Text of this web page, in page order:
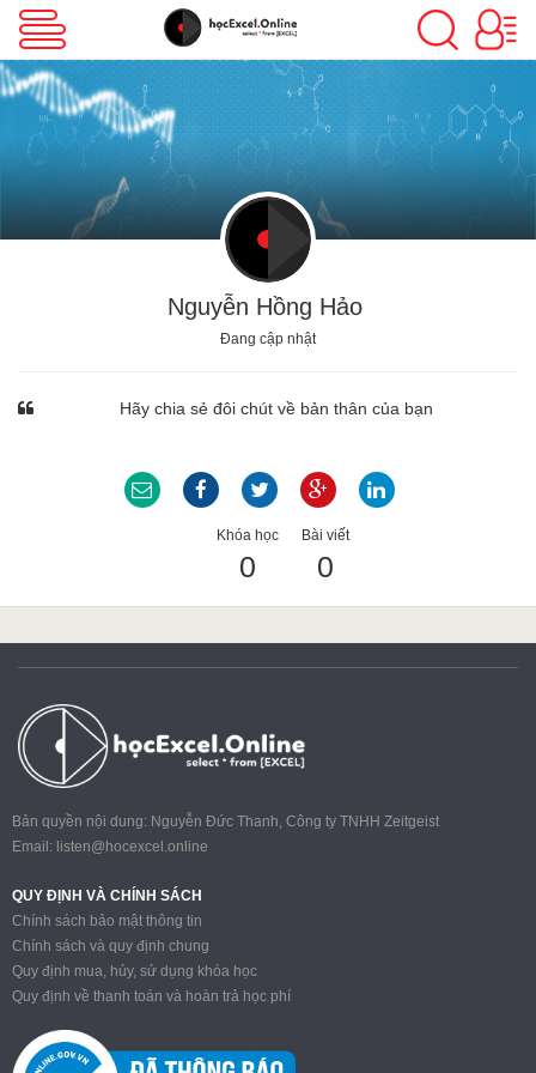
VBA Excel
Excel Cơ Bản
Excel Nâng Cao
Google Sheet
MOS
Power BI
Nguyễn Hồng Hảo
Đang cập nhật
Hãy chia sẻ đôi chút về bản thân của bạn
Khóa học
0
Bài viết
0
Bản quyền nội dung: Nguyễn Đức Thanh, Công ty TNHH Zeitgeist
Email: listen@hocexcel.online
QUY ĐỊNH VÀ CHÍNH SÁCH
Chính sách bảo mật thông tin
Chính sách và quy định chung
Quy định mua, hủy, sử dụng khóa học
Quy định về thanh toán và hoàn trả học phí